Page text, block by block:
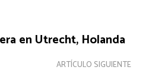
en Utrecht, Holanda
ARTÍCULO SIGUIENTE